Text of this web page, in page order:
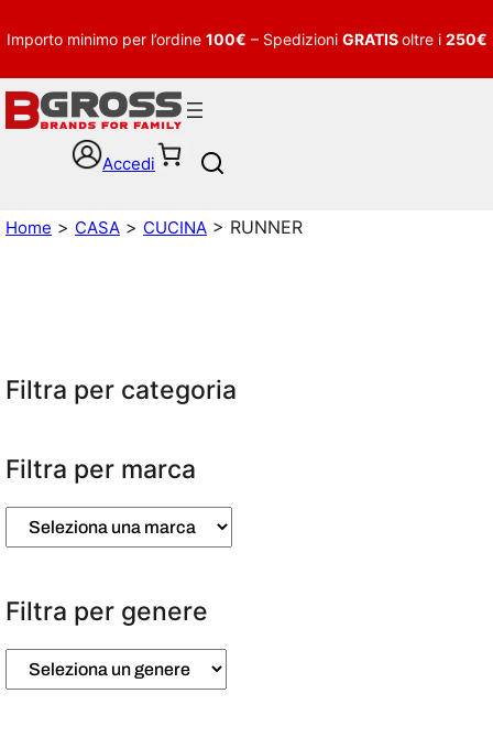
Importo minimo per l’ordine 100€ – Spedizioni GRATISoltre i 250€
Accedi
Home > CASA > CUCINA > RUNNER
Filtra per categoria
Filtra per marca
Filtra per genere